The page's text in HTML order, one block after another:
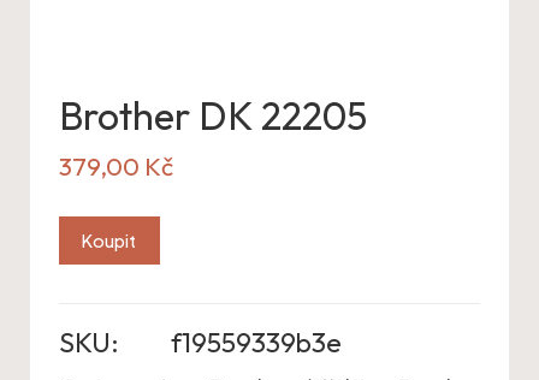
Brother DK 22205
379,00 Kč
Koupit
SKU:
f19559339b3e